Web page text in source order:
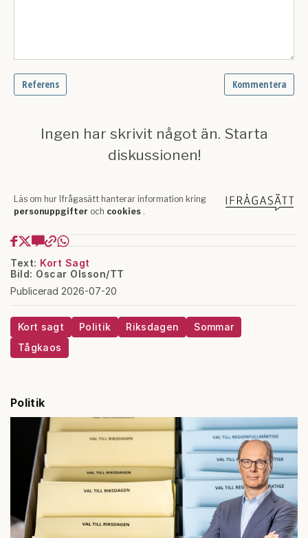
Text: Kort Sagt
Bild: Oscar Olsson/TT
Publicerad 2026-07-20
Kort sagt Politik Riksdagen
Sommar
Tågkaos
Politik